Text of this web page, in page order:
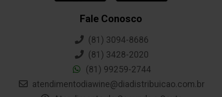
Fale Conosco
(81) 3094-8686
(81) 3428-2020
(81) 99259-2744
atendimentodiawine@diadistribuicao.com.br